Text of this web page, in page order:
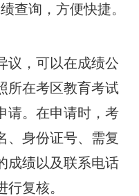
查询，方便快捷。
议，可以在成绩公
所在考区教育考试
请。在申请时，考
、身份证号、需复
成绩以及联系电话
复核。